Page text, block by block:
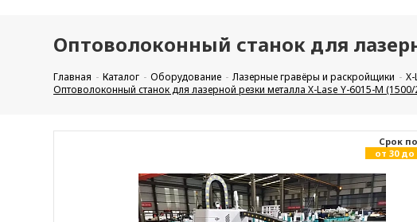
Оптоволоконный станок для
Главная Каталог Оборудование Лазерные гравёры и раскройщики
Оптоволоконный станок для лазерной резки металла X-Lase Y-6015-M
Cрок
от 30